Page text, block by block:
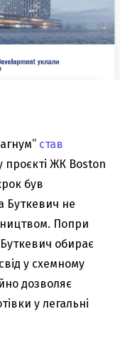
став
проєкті ЖК Boston
був
Буткевич не
Попри
обирає
у схемному
дозволяє
у легальні